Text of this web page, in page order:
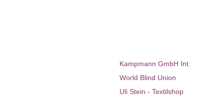
Kampmann GmbH Int.
World Blind Union
Uli Stein - Textilshop